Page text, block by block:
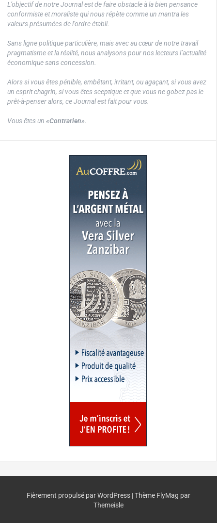
L’objectif de notre Journal est de faire obstacle à la bien pensance
conformiste et moraliste qui nous répète comme un mantra les
valeurs présumées de l’ordre établi.
Sans ligne politique particulière, mais avec au cœur de notre travail
pragmatisme et la réalité, nous analysons pour nos lecteurs l’actualité
économique sans concession.
Alors si vous êtes pénible, embêtant, irritant, ou agaçant, si vous avez
un esprit chagrin, si vous êtes sceptique et que vous ne gobez pas le
prêt-à-penser alors, ce Journal est fait pour vous.
Vous êtes un «Contrarien».
Fièrement propulsé par WordPress |Thème FlyMag par
Themeisle